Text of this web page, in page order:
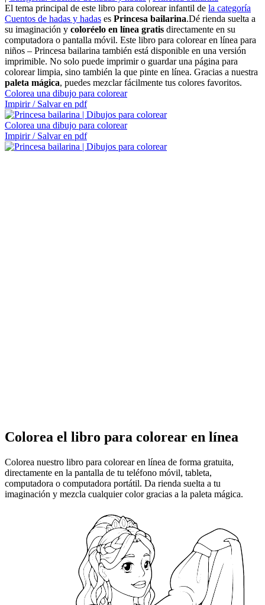
El tema principal de este libro para colorear infantil de la categoría
Cuentos de hadas y hadas es Princesa bailarina.Dé rienda suelta a
su imaginación y coloréelo en línea gratis directamente en su
computadora o pantalla móvil. Este libro para colorear en línea para
niños – Princesa bailarina también está disponible en una versión
imprimible. No solo puede imprimir o guardar una página para
colorear limpia, sino también la que pinte en línea. Gracias a nuestra
paleta mágica, puedes mezclar fácilmente tus colores favoritos.
Colorea una dibujo para colorear
Impirir / Salvar en pdf
Colorea una dibujo para colorear
Impirir / Salvar en pdf
Colorea el libro para colorear en línea
Colorea nuestro libro para colorear en línea de forma gratuita,
directamente en la pantalla de tu teléfono móvil, tableta,
computadora o computadora portátil. Da rienda suelta a tu
imaginación y mezcla cualquier color gracias a la paleta mágica.